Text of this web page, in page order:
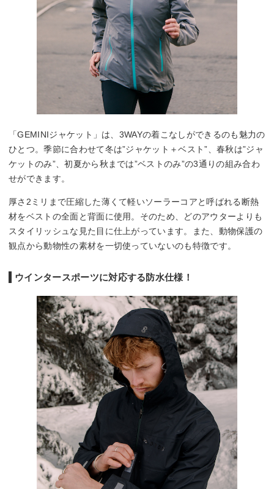
「GEMINIジャケット」は、3WAYの着こなしができるのも魅力の
ひとつ。季節に合わせて冬は”ジャケット＋ベスト”、春秋は”ジャ
ケットのみ”、初夏から秋までは”ベストのみ”の3通りの組み合わ
せができます。
厚さ2ミリまで圧縮した薄くて軽いソーラーコアと呼ばれる断熱
材をベストの全面と背面に使用。そのため、どのアウターよりも
スタイリッシュな見た目に仕上がっています。また、動物保護の
観点から動物性の素材を一切使っていないのも特徴です。
ウインタースポーツに対応する防水仕様！